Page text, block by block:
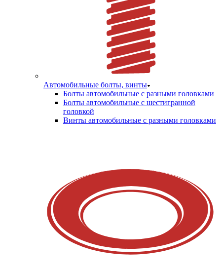
Автомобильные болты, винты
Болты автомобильные с разными головками
Болты автомобильные с шестигранной
головкой
Винты автомобильные с разными головками